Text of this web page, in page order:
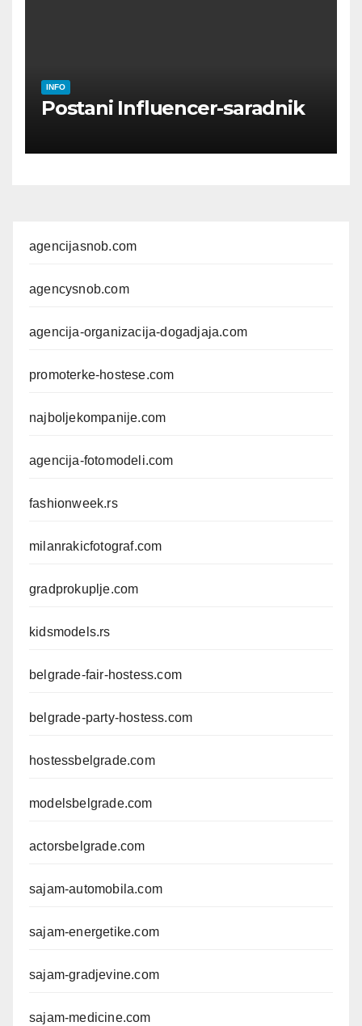
INFO
Postani Influencer-saradnik
agencijasnob.com
agencysnob.com
agencija-organizacija-dogadjaja.com
promoterke-hostese.com
najboljekompanije.com
agencija-fotomodeli.com
fashionweek.rs
milanrakicfotograf.com
gradprokuplje.com
kidsmodels.rs
belgrade-fair-hostess.com
belgrade-party-hostess.com
hostessbelgrade.com
modelsbelgrade.com
actorsbelgrade.com
sajam-automobila.com
sajam-energetike.com
sajam-gradjevine.com
sajam-medicine.com